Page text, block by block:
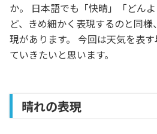
か。 日本語でも「快晴」「どん
ど、きめ細かく表現するのと同
現があります。 今回は天気を表
ていきたいと思います。
晴れの表現